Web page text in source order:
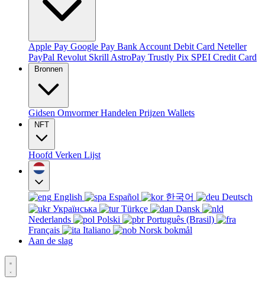
Apple Pay Google Pay Bank Account Debit Card Neteller
PayPal Revolut Skrill AstroPay Trustly Pix SPEI Credit Card
Bronnen
Gidsen OmvormerHandelen Prijzen Wallets
NFT
Hoofd Verken Lijst
English Español 한국어
Deutsch
Українська
Türkçe
Dansk
Nederlands
Polski
Português (Brasil)
Français
Italiano
Norsk bokmål
Aan de slag